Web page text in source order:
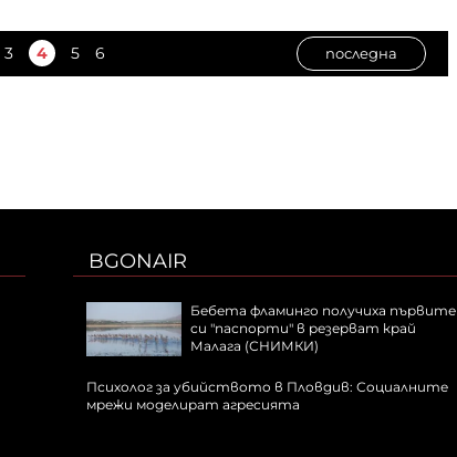
3 4 5 6 последна
BGONAIR
Бебета фламинго получиха първите
си "паспорти" в резерват край
Малага (СНИМКИ)
Психолог за убийството в Пловдив: Социалните
мрежи моделират агресията